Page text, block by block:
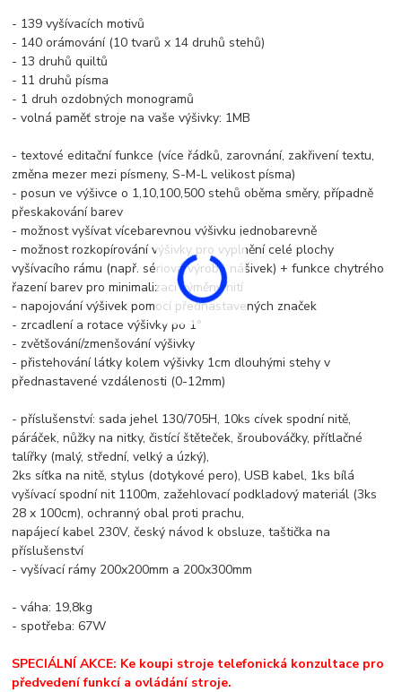
- 139 vyšívacích motivů
- 140 orámování (10 tvarů x 14 druhů stehů)
- 13 druhů quiltů
- 11 druhů písma
- 1 druh ozdobných monogramů
- volná paměť stroje na vaše výšivky: 1MB
- textové editační funkce (více řádků, zarovnání, zakřivení textu,
změna mezer mezi písmeny, S-M-L velikost písma)
- posun ve výšivce o 1,10,100,500 stehů oběma směry, případně
přeskakování barev
- možnost vyšívat vícebarevnou výšivku jednobarevně
- možnost rozkopírování výšivky pro vyplnění celé plochy
vyšívacího rámu (např. sériová výroba nášivek) + funkce chytrého
řazení barev pro minimalizaci výměny nití
- napojování výšivek pomocí přednastavených značek
- zrcadlení a rotace výšivky po 1°
- zvětšování/zmenšování výšivky
- přistehování látky kolem výšivky 1cm dlouhými stehy v
přednastavené vzdálenosti (0-12mm)
- příslušenství: sada jehel 130/705H, 10ks cívek spodní nitě,
páráček, nůžky na nitky, čistící štěteček, šroubováčky, přítlačné
talířky (malý, střední, velký a úzký),
2ks síťka na nitě, stylus (dotykové pero), USB kabel, 1ks bílá
vyšívací spodní nit 1100m, zažehlovací podkladový materiál (3ks
28 x 100cm), ochranný obal proti prachu,
napájecí kabel 230V, český návod k obsluze, taštička na
příslušenství
- vyšívací rámy 200x200mm a 200x300mm
- váha: 19,8kg
- spotřeba: 67W
SPECIÁLNÍ AKCE: Ke koupi stroje telefonická konzultace pro
předvedení funkcí a ovládání stroje.